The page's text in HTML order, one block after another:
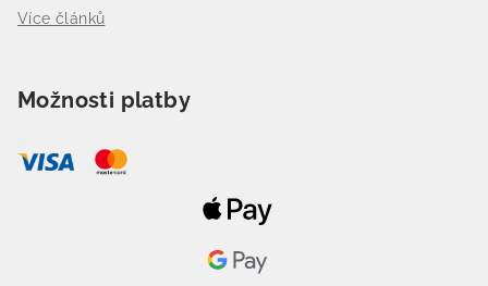
Více článků
Možnosti platby